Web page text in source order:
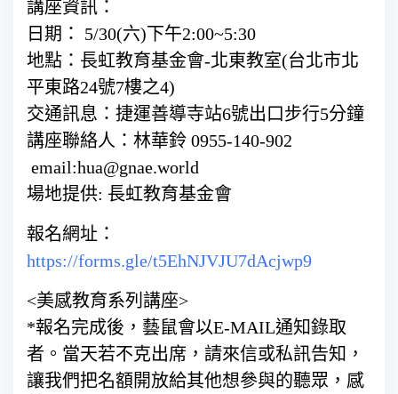
講座資訊：
日期： 5/30(六)下午2:00~5:30
地點：長虹教育基金會-北東教室(台北市北
平東路24號7樓之4)
交通訊息：捷運善導寺站6號出口步行5分鐘
講座聯絡人：林華鈴 0955-140-902
email:hua@gnae.world
場地提供: 長虹教育基金會
報名網址：
https://forms.gle/t5EhNJVJU7dAcjwp9
<美感教育系列講座>
*報名完成後，藝鼠會以E-MAIL通知錄取
者。當天若不克出席，請來信或私訊告知，
讓我們把名額開放給其他想參與的聽眾，感